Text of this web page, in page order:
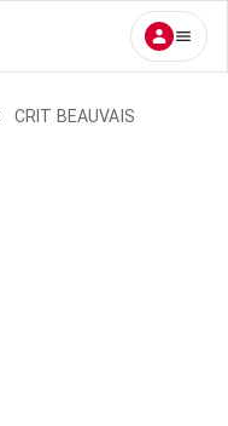
CRIT BEAUVAIS